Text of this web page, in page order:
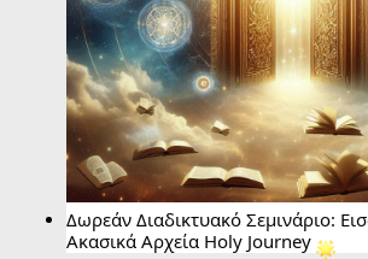
Δωρεάν Διαδικτυακό Σεμινάριο:
Ακασικά Αρχεία Holy Journey